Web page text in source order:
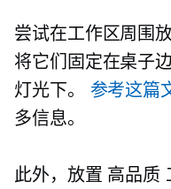
尝试在工作区周围
将它们固定在桌子
灯光下。 参考这篇
多信息。
此外，放置 高品质